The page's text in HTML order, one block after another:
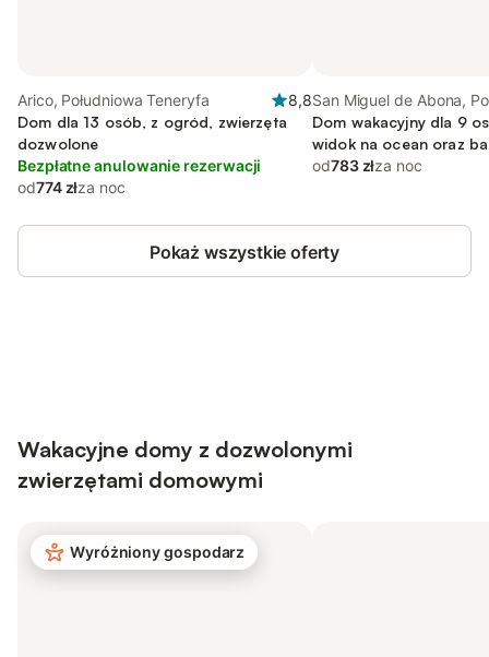
Arico, Południowa Teneryfa
8,8
Dom dla 13 osób, z ogród, zwierzęta
dozwolone
Bezpłatne anulowanie rezerwacji
od774 złza noc
San Miguel de Abona,
Teneryfa
Dom wakacyjny dla 9
widok na ocean oraz
od783 złza noc
Pokaż wszystkie oferty
Wakacyjne domy z dozwolonymi
zwierzętami domowymi
Wyróżniony gospodarz